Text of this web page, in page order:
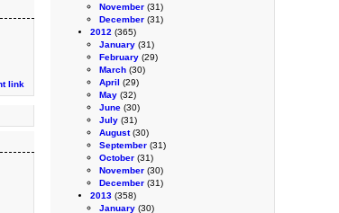
November (31)
December (31)
2012 (365)
January (31)
February (29)
March (30)
April (29)
May (32)
June (30)
July (31)
August(30)
September (31)
October (31)
November (30)
December (31)
2013 (358)
January (30)
link